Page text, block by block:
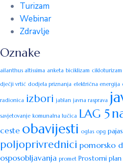
Turizam
Webinar
Zdravlje
Oznake
ailanthus altissima anketa biciklizam cikloturizam
dječji vrtić dodjela priznanja električna energija
radionica izbori jablan javna rasprava
savjetovanje komunalna lučica LAG 5
ceste obavijesti oglas opg
poljoprivrednici pomorsko
osposobljavanja promet Prostorni plan